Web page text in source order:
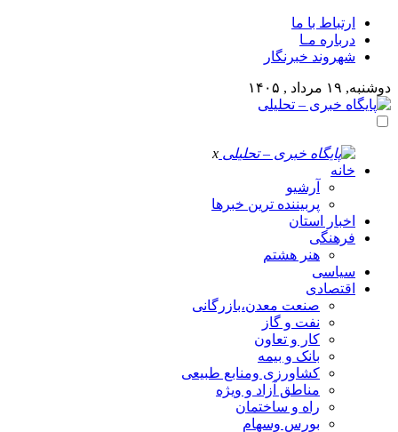
ارتباط با ما
درباره مـا
شهروند خبرنگار
دوشنبه, ۱۹ مرداد , ۱۴۰۵
x
خانه
آرشیو
پربیننده ترین خبرها
اخبار استان
فرهنگی
هنر هشتم
سیاسی
اقتصادی
صنعت معدن،بازرگانی
نفت و گاز
کار و تعاون
بانک و بیمه
کشاورزی ومنابع طبیعی
مناطق آزاد و ویژه
راه و ساختمان
بورس وسهام